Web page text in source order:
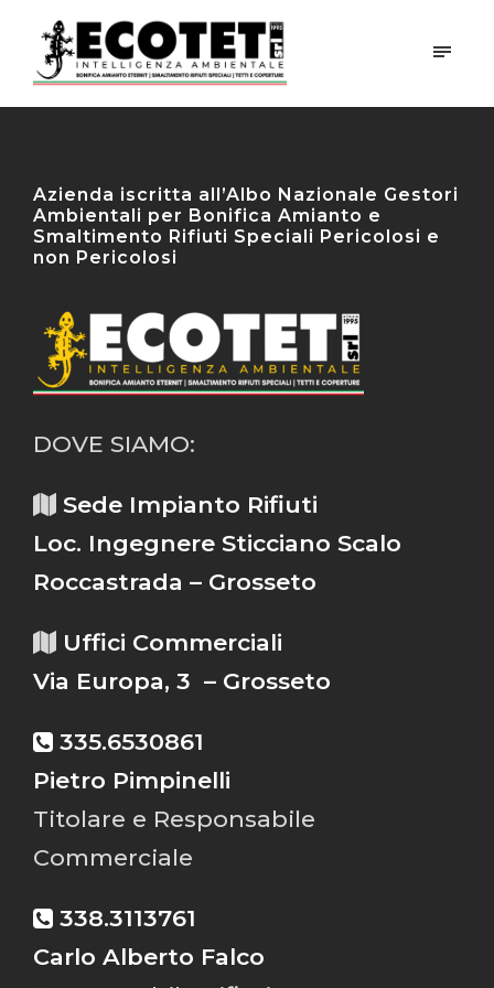
Azienda iscritta all’Albo Nazionale Gestori
Ambientali per Bonifica Amianto e
Smaltimento Rifiuti Speciali Pericolosi e
non Pericolosi
DOVE SIAMO:
Sede Impianto Rifiuti
Loc. Ingegnere Sticciano Scalo
Roccastrada – Grosseto
Uffici Commerciali
Via Europa, 3 – Grosseto
335.6530861
Pietro Pimpinelli
Titolare e Responsabile
Commerciale
338.3113761
Carlo Alberto Falco